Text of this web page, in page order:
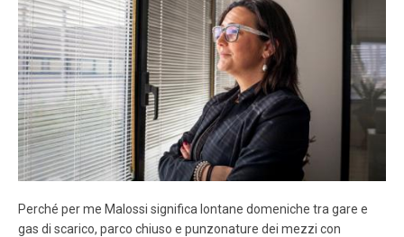
Perché per me Malossi significa lontane domeniche tra gare e
gas di scarico, parco chiuso e punzonature dei mezzi con